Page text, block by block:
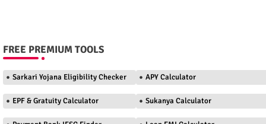
FREE PREMIUM TOOLS
Sarkari Yojana Eligibility Checker APY Calculator
EPF & Gratuity Calculator Sukanya Calculator